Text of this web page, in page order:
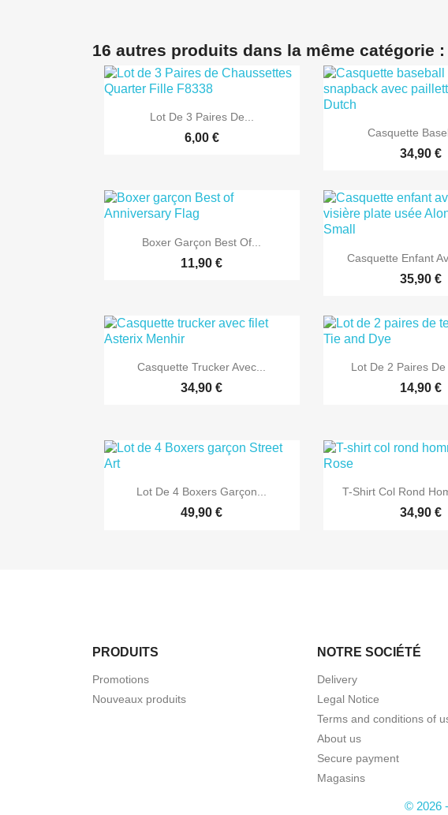
16 autres produits dans la même catégorie :
 Aperçu rapide
Lot De 3 Paires De...
6,00 €  Aperçu
Casquette
34,90 €
 Aperçu rapide
Boxer Garçon Best Of...
11,90 €  Aperçu
Casquette Enfant
35,90 €
 Aperçu rapide
Casquette Trucker Avec...
34,90 €
 Aperçu
Lot De 2 Paires De
14,90 €
 Aperçu rapide
Lot De 4 Boxers Garçon...
49,90 €
 Aperçu
T-Shirt Col Rond
34,90 €
PRODUITS
Promotions
Nouveaux produits
NOTRE SOCIÉTÉ
Delivery
Legal Notice
Terms and conditions of
About us
Secure payment
Magasins
© 2026